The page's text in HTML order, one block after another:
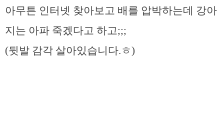
아무튼 인터넷 찾아보고 배를 압박하는데 강아
지는 아파 죽겠다고 하고;;;
(뒷발 감각 살아있습니다.ㅎ)